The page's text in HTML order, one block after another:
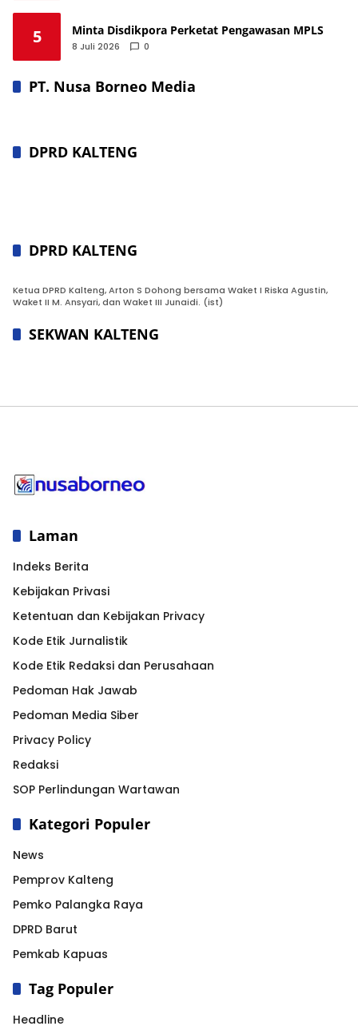
5 Minta Disdikpora Perketat Pengawasan MPLS
8 Juli 2026 0
PT. Nusa Borneo Media
DPRD KALTENG
DPRD KALTENG
Ketua DPRD Kalteng, Arton S Dohong bersama Waket I Riska Agustin,
Waket II M. Ansyari, dan Waket III Junaidi. (ist)
SEKWAN KALTENG
Laman
Indeks Berita
Kebijakan Privasi
Ketentuan dan Kebijakan Privacy
Kode Etik Jurnalistik
Kode Etik Redaksi dan Perusahaan
Pedoman Hak Jawab
Pedoman Media Siber
Privacy Policy
Redaksi
SOP Perlindungan Wartawan
Kategori Populer
News
Pemprov Kalteng
Pemko Palangka Raya
DPRD Barut
Pemkab Kapuas
Tag Populer
Headline